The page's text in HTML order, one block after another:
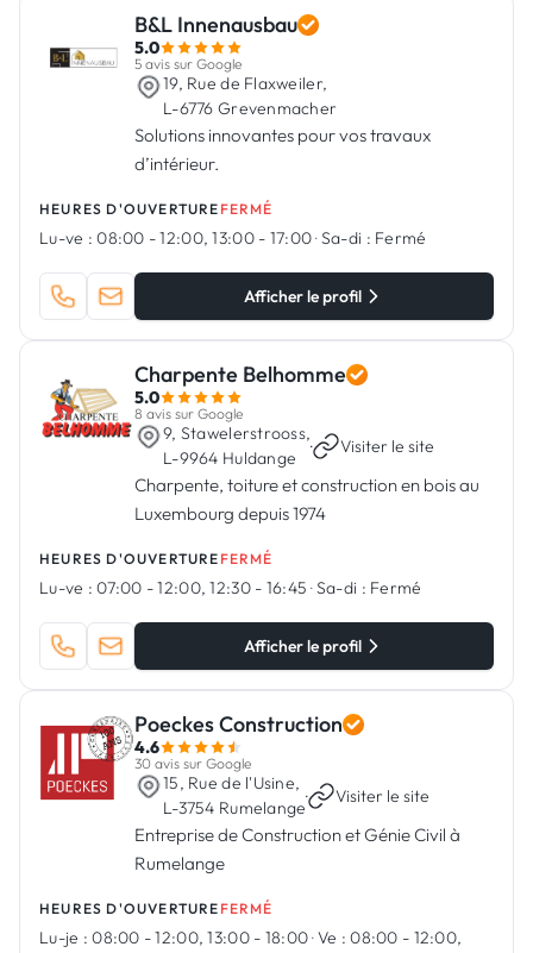
B&L Innenausbau
5.0
5 avis sur Google
19, Rue de Flaxweiler,
L-6776 Grevenmacher
Solutions innovantes pour vos travaux
d’intérieur.
HEURES D'OUVERTURE FERMÉ
Lu-ve : 08:00 - 12:00, 13:00 - 17:00·Sa-di : Fermé
Afficher le profil
Charpente Belhomme
5.0
8 avis sur Google
9, Stawelerstrooss,
L-9964 Huldange
· Visiter le site
Charpente, toiture et construction en bois au
Luxembourg depuis 1974
HEURES D'OUVERTURE FERMÉ
Lu-ve : 07:00 - 12:00, 12:30 - 16:45·Sa-di : Fermé
Afficher le profil
Poeckes Construction
4.6
30 avis sur Google
15, Rue de l'Usine,
L-3754 Rumelange
· Visiter le site
Entreprise de Construction et Génie Civil à
Rumelange
HEURES D'OUVERTURE FERMÉ
Lu-je : 08:00 - 12:00, 13:00 - 18:00·Ve : 08:00 - 12:00,